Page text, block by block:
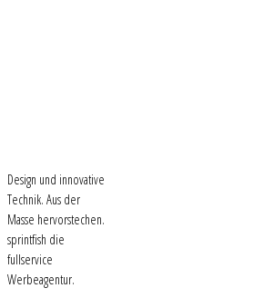
Design und innovative
Technik. Aus der
Masse hervorstechen.
sprintfish die
fullservice
Werbeagentur.